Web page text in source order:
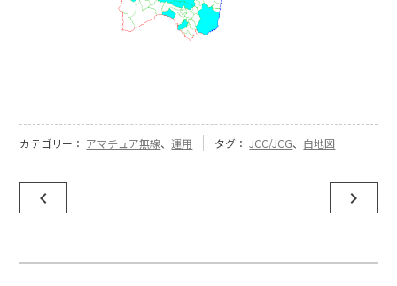
カテゴリー： アマチュア無線、運用 タグ：JCC/JCG、 白地図
稿
navigate_before navigate_next